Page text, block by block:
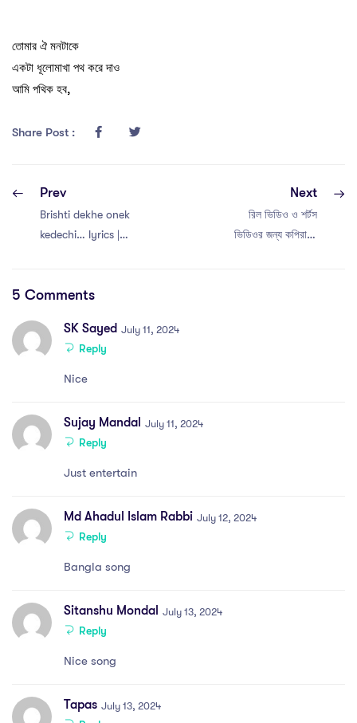
তোমার ঐ মনটাকে
একটা ধূলোমাখা পথ করে দাও
আমি পথিক হব,
Share Post :
Prev
Brishti dekhe onek
kedechi… lyrics |
Next
রিল ভিডিও ও শর্টস
ভিডিওর জন্য কপিরাইট
5 Comments
SK Sayed July 11, 2024
Reply
Nice
Sujay Mandal July 11, 2024
Reply
Just entertain
Md Ahadul Islam Rabbi July 12, 2024
Reply
Bangla song
Sitanshu Mondal July 13, 2024
Reply
Nice song
Tapas July 13, 2024